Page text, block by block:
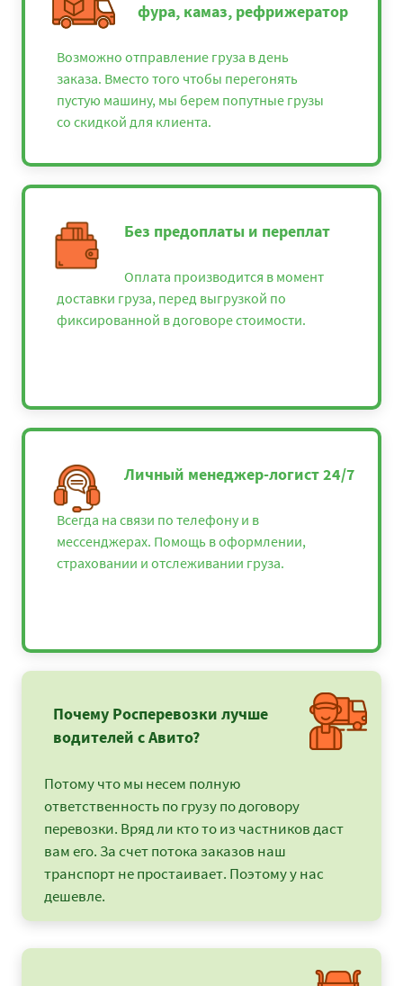
фура, камаз, рефрижератор
Возможно отправление груза в день
заказа. Вместо того чтобы перегонять
пустую машину, мы берем попутные грузы
со скидкой для клиента.
Без предоплаты и переплат
Оплата производится в момент
доставки груза, перед выгрузкой по
фиксированной в договоре стоимости.
Личный менеджер-логист 24/7
Всегда на связи по телефону и в
мессенджерах. Помощь в оформлении,
страховании и отслеживании груза.
Почему Росперевозки лучше
водителей с Авито?
Потому что мы несем полную
ответственность по грузу по договору
перевозки. Вряд ли кто то из частников даст
вам его. За счет потока заказов наш
транспорт не простаивает. Поэтому у нас
дешевле.